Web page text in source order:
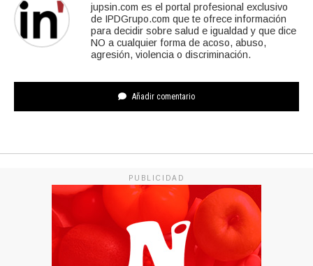
jupsin.com es el portal profesional exclusivo
de IPDGrupo.com que te ofrece información
para decidir sobre salud e igualdad y que dice
NO a cualquier forma de acoso, abuso,
agresión, violencia o discriminación.
Añadir comentario
PUBLICIDAD